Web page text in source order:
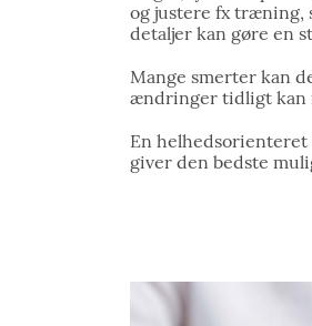
og justere fx træning,
detaljer kan gøre en
Mange smerter kan
ændringer tidligt kan
En helhedsorienteret
giver den bedste